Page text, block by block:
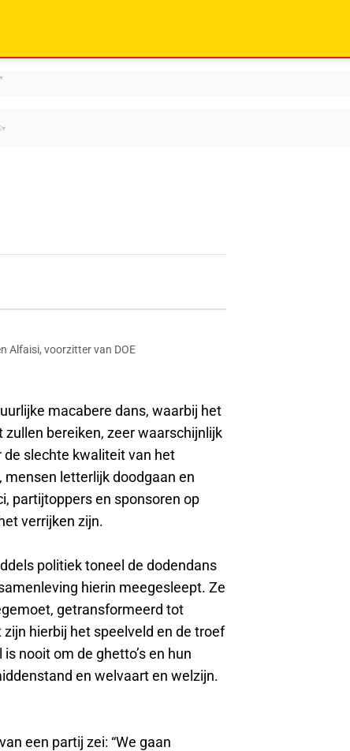
Alfaisi, voorzitter van DOE
macabere dans, waarbij het
bereiken, zeer waarschijnlijk
slechte kwaliteit van het
letterlijk doodgaan en
partijtoppers en sponsoren op
verrijken zijn.
politiek toneel de dodendans
hierin meegesleept. Ze
getransformeerd tot
zijn hierbij het speelveld en de troef
nooit om de ghetto’s en hun
en welvaart en welzijn.
een partij zei: “We gaan